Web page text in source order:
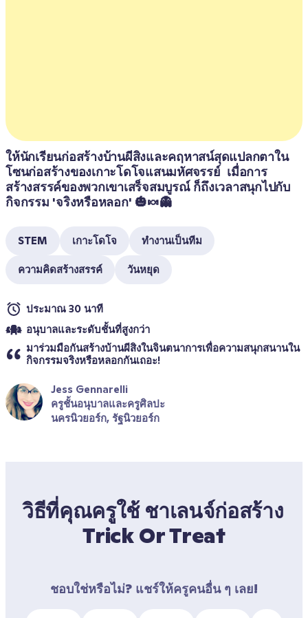
ให้นักเรียนก่อสร้างบ้านผีสิงและคฤหาสน์สุดแปลกตาใน
โซนก่อสร้างของเกาะโดโจแสนมหัศจรรย์  เมื่อการ
สร้างสรรค์ของพวกเขาเสร็จสมบูรณ์ ก็ถึงเวลาสนุกไปกับ
กิจกรรม 'จริงหรือหลอก' 🎃🍬👻
STEM เกาะโดโจ ทำงานเป็นทีม
ความคิดสร้างสรรค์ วันหยุด
ประมาณ 30 นาที
อนุบาลและระดับชั้นที่สูงกว่า
มาร่วมมือกันสร้างบ้านผีสิงในจินตนาการเพื่อความสนุกสนานใน
กิจกรรมจริงหรือหลอกกันเถอะ!
Jess Gennarelli
ครูชั้นอนุบาลและครูศิลปะ
นครนิวยอร์ก, รัฐนิวยอร์ก
วิธีที่คุณครูใช้ ชาเลนจ์ก่อสร้าง
Trick Or Treat
ชอบใช่หรือไม่? แชร์ให้ครูคนอื่น ๆ เลย!